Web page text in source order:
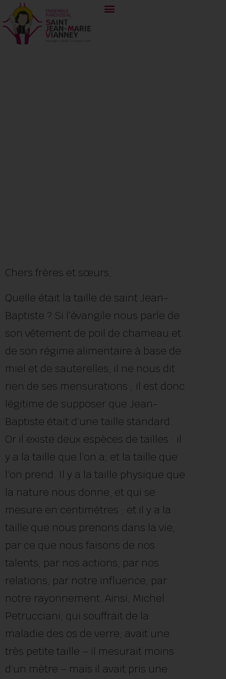
Chers frères et sœurs,
Quelle était la taille de saint Jean-
Baptiste ? Si l’évangile nous parle de
son vêtement de poil de chameau et
de son régime alimentaire à base de
miel et de sauterelles, il ne nous dit
rien de ses mensurations ; il est donc
légitime de supposer que Jean-
Baptiste était d’une taille standard.
Or il existe deux espèces de tailles : il
y a la taille que l’on a, et la taille que
l’on prend. Il y a la taille physique que
la nature nous donne, et qui se
mesure en centimètres ; et il y a la
taille que nous prenons dans la vie,
par ce que nous faisons de nos
talents, par nos actions, par nos
relations, par notre influence, par
notre rayonnement. Ainsi, Michel
Petrucciani, qui souffrait de la
maladie des os de verre, avait une
très petite taille – il mesurait moins
d’un mètre – mais il avait pris une